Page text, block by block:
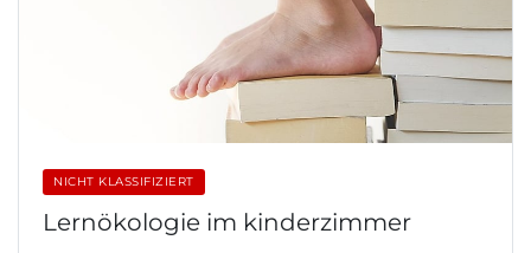
NICHT KLASSIFIZIERT
Lernökologie im kinderzimmer